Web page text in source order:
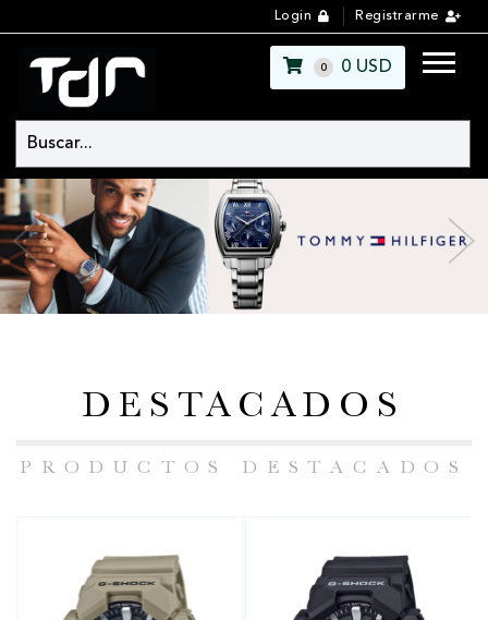
Login Registrarme
0 0 USD
DESTACADOS
PRODUCTOS DESTACADOS